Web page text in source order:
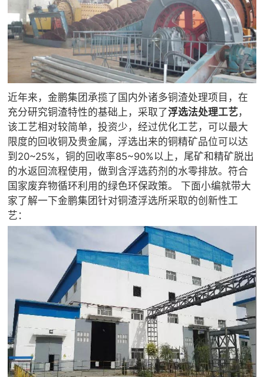
近年来，金鹏集团承揽了国内外诸多铜渣处理项目，在
充分研究铜渣特性的基础上，采取了浮选法处理工艺，
该工艺相对较简单，投资少，经过优化工艺，可以最大
限度的回收铜及贵金属，浮选出来的铜精矿品位可以达
到20~25%，铜的回收率85~90%以上，尾矿和精矿脱出
的水返回流程使用，做到含浮选药剂的水零排放。符合
国家废弃物循环利用的绿色环保政策。 下面小编就带大
家了解一下金鹏集团针对铜渣浮选所采取的创新性工
艺：
发展历程
企业文化
专家团队
 联系我们